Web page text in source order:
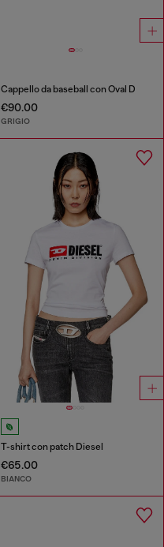
Cappello da baseball con Oval D
€90.00
GRIGIO
T-shirt con patch Diesel
€65.00
BIANCO